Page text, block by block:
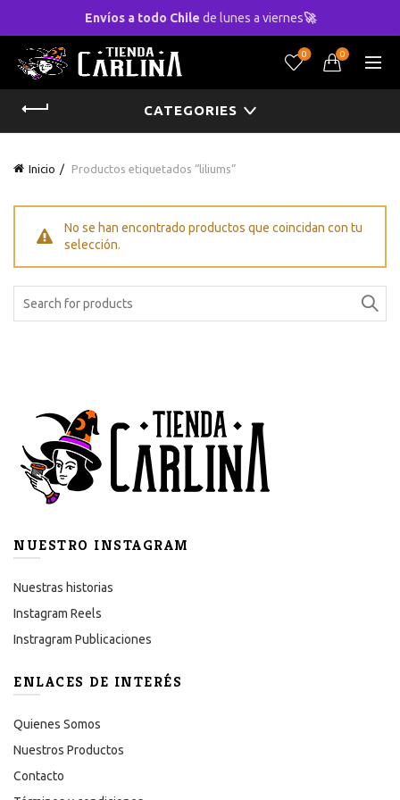
0 0
CATEGORIES
Inicio Productos etiquetados “liliums”
No se han encontrado productos que coincidan con tu
selección.
NUESTRO INSTAGRAM
Nuestras historias
Instagram Reels
Instragram Publicaciones
ENLACES DE INTERÉS
Quienes Somos
Nuestros Productos
Contacto
Envíos a todo Chile de lunes a viernes🚀